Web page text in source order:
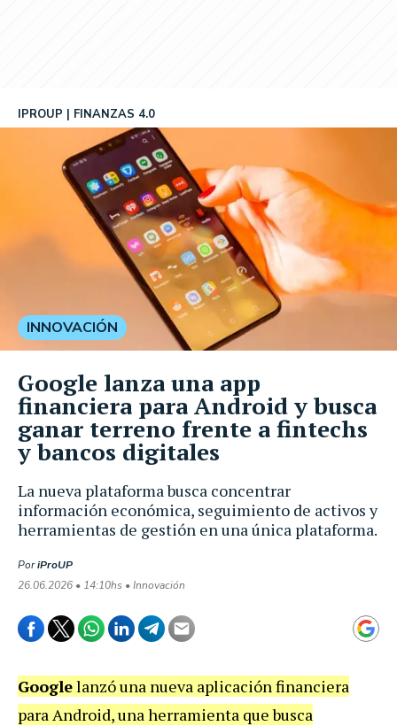
La nueva plataforma busca concentrar
información económica, seguimiento de activos y
herramientas de gestión en una única plataforma.
IPROUP FINANZAS 4.0
PoriProUP
26.06.2026 • 14:10hs • Innovación
INNOVACIÓN
Google lanza una app
financiera para Android y busca
ganar terreno frente a fintechs
y bancos digitales
Googlelanzó una nueva aplicación financiera
para Android, una herramienta que busca